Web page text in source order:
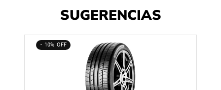
SUGERENCIAS
10%